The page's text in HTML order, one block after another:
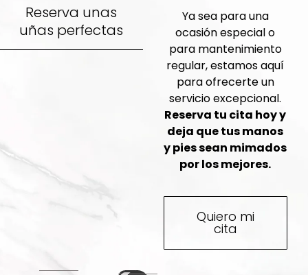
Reserva unas
uñas perfectas
Ya sea para una
ocasión especial o
para mantenimiento
regular, estamos aquí
para ofrecerte un
servicio excepcional.
Reserva tu cita hoy y
deja que tus manos
y pies sean mimados
por los mejores.
Quiero mi
cita